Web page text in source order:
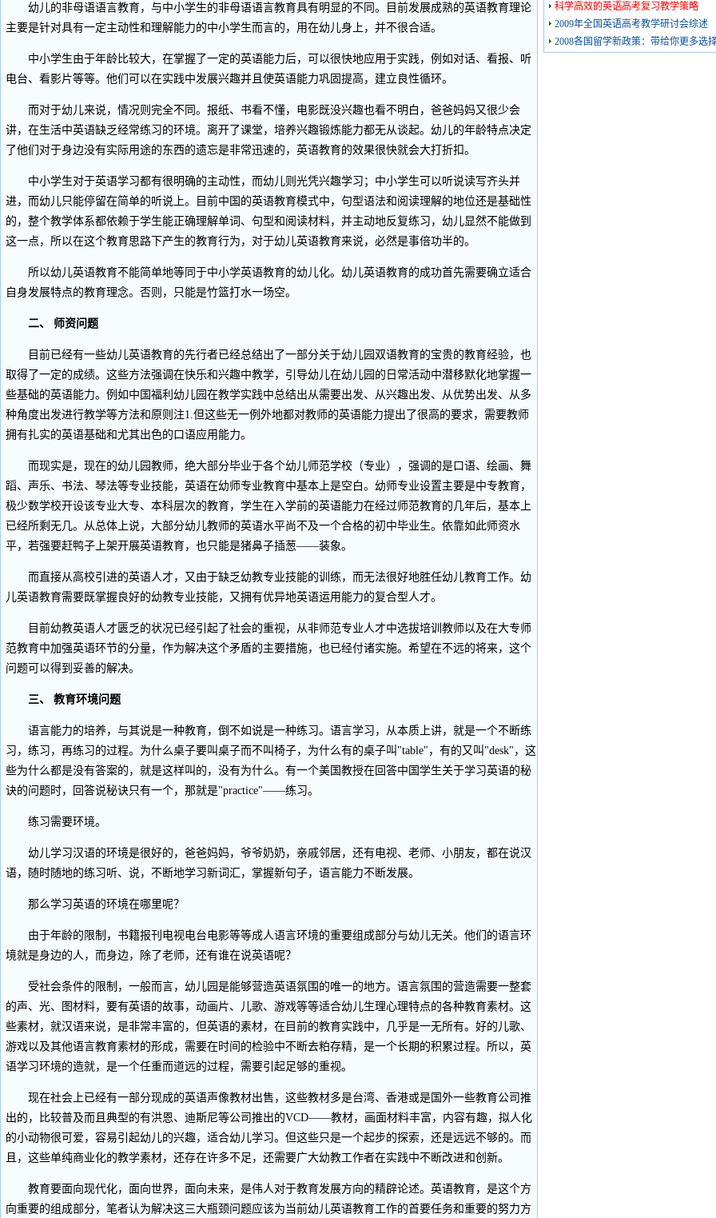
幼儿的非母语语言教育，与中小学生的非母语语言教育具有明显的不同。目前发展成熟的英语教育理论
主要是针对具有一定主动性和理解能力的中小学生而言的，用在幼儿身上，并不很合适。
中小学生由于年龄比较大，在掌握了一定的英语能力后，可以很快地应用于实践，例如对话、看报、听
电台、看影片等等。他们可以在实践中发展兴趣并且使英语能力巩固提高，建立良性循环。
而对于幼儿来说，情况则完全不同。报纸、书看不懂，电影既没兴趣也看不明白，爸爸妈妈又很少会
讲，在生活中英语缺乏经常练习的环境。离开了课堂，培养兴趣锻炼能力都无从谈起。幼儿的年龄特点决定
了他们对于身边没有实际用途的东西的遗忘是非常迅速的，英语教育的效果很快就会大打折扣。
中小学生对于英语学习都有很明确的主动性，而幼儿则光凭兴趣学习；中小学生可以听说读写齐头并
进，而幼儿只能停留在简单的听说上。目前中国的英语教育模式中，句型语法和阅读理解的地位还是基础性
的，整个教学体系都依赖于学生能正确理解单词、句型和阅读材料，并主动地反复练习，幼儿显然不能做到
这一点，所以在这个教育思路下产生的教育行为，对于幼儿英语教育来说，必然是事倍功半的。
所以幼儿英语教育不能简单地等同于中小学英语教育的幼儿化。幼儿英语教育的成功首先需要确立适合
自身发展特点的教育理念。否则，只能是竹篮打水一场空。
二、 师资问题
目前已经有一些幼儿英语教育的先行者已经总结出了一部分关于幼儿园双语教育的宝贵的教育经验，也
取得了一定的成绩。这些方法强调在快乐和兴趣中教学，引导幼儿在幼儿园的日常活动中潜移默化地掌握一
些基础的英语能力。例如中国福利幼儿园在教学实践中总结出从需要出发、从兴趣出发、从优势出发、从多
种角度出发进行教学等方法和原则注1.但这些无一例外地都对教师的英语能力提出了很高的要求，需要教师
拥有扎实的英语基础和尤其出色的口语应用能力。
而现实是，现在的幼儿园教师，绝大部分毕业于各个幼儿师范学校（专业），强调的是口语、绘画、舞
蹈、声乐、书法、琴法等专业技能，英语在幼师专业教育中基本上是空白。幼师专业设置主要是中专教育，
极少数学校开设该专业大专、本科层次的教育，学生在入学前的英语能力在经过师范教育的几年后，基本上
已经所剩无几。从总体上说，大部分幼儿教师的英语水平尚不及一个合格的初中毕业生。依靠如此师资水
平，若强要赶鸭子上架开展英语教育，也只能是猪鼻子插葱——装象。
而直接从高校引进的英语人才，又由于缺乏幼教专业技能的训练，而无法很好地胜任幼儿教育工作。幼
儿英语教育需要既掌握良好的幼教专业技能，又拥有优异地英语运用能力的复合型人才。
目前幼教英语人才匮乏的状况已经引起了社会的重视，从非师范专业人才中选拔培训教师以及在大专师
范教育中加强英语环节的分量，作为解决这个矛盾的主要措施，也已经付诸实施。希望在不远的将来，这个
问题可以得到妥善的解决。
三、 教育环境问题
语言能力的培养，与其说是一种教育，倒不如说是一种练习。语言学习，从本质上讲，就是一个不断练
习，练习，再练习的过程。为什么桌子要叫桌子而不叫椅子，为什么有的桌子叫"table"，有的又叫"desk"，这
些为什么都是没有答案的，就是这样叫的，没有为什么。有一个美国教授在回答中国学生关于学习英语的秘
诀的问题时，回答说秘诀只有一个，那就是"practice"——练习。
练习需要环境。
幼儿学习汉语的环境是很好的，爸爸妈妈，爷爷奶奶，亲戚邻居，还有电视、老师、小朋友，都在说汉
语，随时随地的练习听、说，不断地学习新词汇，掌握新句子，语言能力不断发展。
那么学习英语的环境在哪里呢？
由于年龄的限制，书籍报刊电视电台电影等等成人语言环境的重要组成部分与幼儿无关。他们的语言环
境就是身边的人，而身边，除了老师，还有谁在说英语呢？
受社会条件的限制，一般而言，幼儿园是能够营造英语氛围的唯一的地方。语言氛围的营造需要一整套
的声、光、图材料，要有英语的故事，动画片、儿歌、游戏等等适合幼儿生理心理特点的各种教育素材。这
些素材，就汉语来说，是非常丰富的，但英语的素材，在目前的教育实践中，几乎是一无所有。好的儿歌、
游戏以及其他语言教育素材的形成，需要在时间的检验中不断去粕存精，是一个长期的积累过程。所以，英
语学习环境的造就，是一个任重而道远的过程，需要引起足够的重视。
现在社会上已经有一部分现成的英语声像教材出售，这些教材多是台湾、香港或是国外一些教育公司推
出的，比较普及而且典型的有洪恩、迪斯尼等公司推出的VCD——教材，画面材料丰富，内容有趣，拟人化
的小动物很可爱，容易引起幼儿的兴趣，适合幼儿学习。但这些只是一个起步的探索，还是远远不够的。而
且，这些单纯商业化的教学素材，还存在许多不足，还需要广大幼教工作者在实践中不断改进和创新。
教育要面向现代化，面向世界，面向未来，是伟人对于教育发展方向的精辟论述。英语教育，是这个方
向重要的组成部分，笔者认为解决这三大瓶颈问题应该为当前幼儿英语教育工作的首要任务和重要的努力方
科学高效的英语高考复习教学策略
2009年全国英语高考教学研讨会综述
2008各国留学新政策：带给你更多选